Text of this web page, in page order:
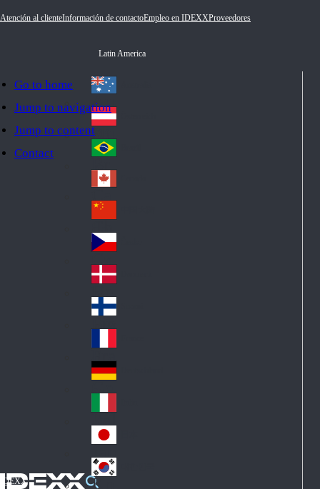
Go to home
Jump to navigation
Jump to content
Contact
Atención al clienteInformación de contactoEmpleo en IDEXXProveedores
IDEXX
Latin America
Au
str
ali
a
Au
stri
a
Br
azi
l
Ca
na
da
Ch
ina
Cz
ec
h
De
nm
ark
Fin
d
Fra
nc
e
Ge
an
y
Ital
y
Jap
an
Ko